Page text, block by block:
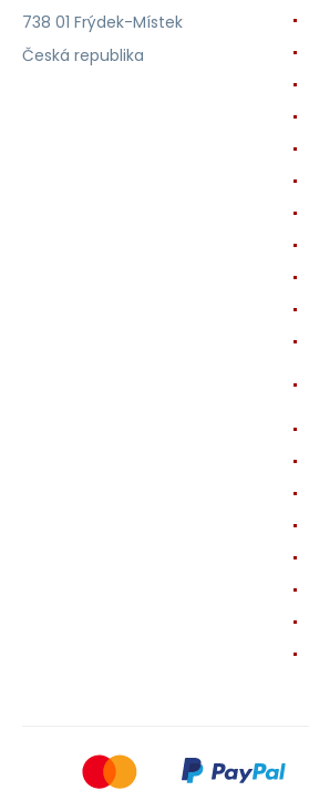
738 01 Frýdek-Místek
Česká republika